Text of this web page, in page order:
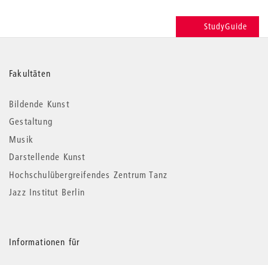
StudyGuide
Weitere
Informationen
Fakultäten
Bildende Kunst
Gestaltung
Musik
Darstellende Kunst
Hochschulübergreifendes Zentrum Tanz
Jazz Institut Berlin
Informationen für